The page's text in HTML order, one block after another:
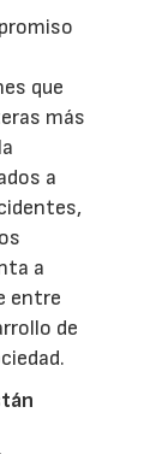
que
más
a
a
entre
de